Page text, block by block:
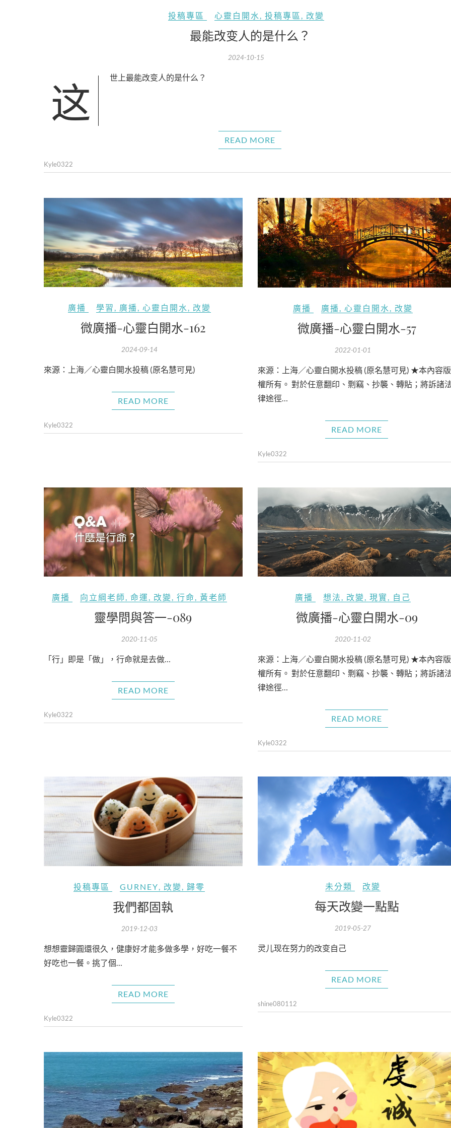
投稿專區 心靈白開水 , 投稿專區 , 改變
最能改变人的是什么？
2024-10-15
这世上最能改变人的是什么？
READ MORE
Kyle0322
廣播 學習 , 廣播, 心靈白開水 , 改變
微廣播-心靈白開水-162
2024-09-14
來源：上海／心靈白開水投稿 (原名慧可見)
READ MORE
Kyle0322
廣播 廣播 心靈白開水 改變
微廣播-心靈白開水-57
2022-01-01
來源：上海／心靈白開水投稿 (原名慧可見) ★本內容版
權所有。 對於任意翻印、剽竊、抄襲、轉貼；將訴諸
律途徑…
READ MORE
Kyle0322
廣播 向立綱老師, 命運 , 改變 , 行命, 黃老師
靈學問與答一-089
2020-11-05
「行」即是「做」，行命就是去做…
READ MORE
Kyle0322
廣播 想法 , 改變 ,現實, 自己
微廣播-心靈白開水-09
2020-11-02
來源：上海／心靈白開水投稿 (原名慧可見) ★本內容版
權所有。 對於任意翻印、剽竊、抄襲、轉貼；將訴諸
律途徑…
READ MORE
Kyle0322
投稿專區 GURNEY, 改變 , 歸零
我們都固執
2019-12-03
想想靈歸圓還很久，健康好才能多做多學，好吃一餐不
好吃也一餐。挑了個…
READ MORE
Kyle0322
未分類 改變
每天改變一點點
2019-05-27
灵儿现在努力的改变自己
READ MORE
shine080112